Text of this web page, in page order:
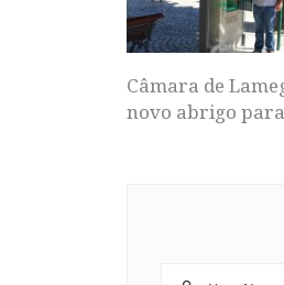
Câmara de
novo abrigo